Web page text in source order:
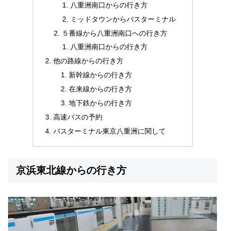
八重洲南口からの行き方
ミッドタウンからバスターミナル
５番線から八重洲南口への行き方
八重洲南口からの行き方
他の路線からの行き方
新幹線からの行き方
在来線からの行き方
地下鉄からの行き方
高速バスの予約
バスターミナル東京八重洲に関して
京浜東北線からの行き方